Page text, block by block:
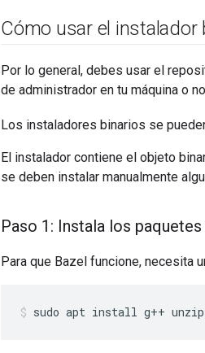
Cómo usar el instalador
Por lo general, debes usar el
de administrador en tu máquina o
Los instaladores binarios se
El instalador contiene el objeto
se deben instalar manualmente
Paso 1: Instala los
Para que Bazel funcione, necesita
sudo apt install g++ unzip